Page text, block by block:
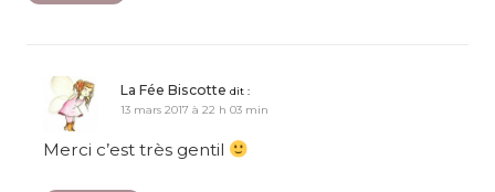
La Fée Biscotte dit :
13 mars 2017 à 22 h 03 min
Merci c’est très gentil